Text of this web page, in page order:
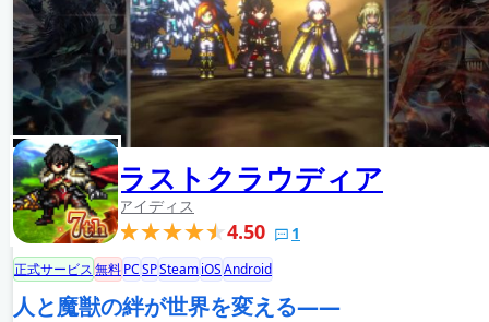
ラストクラウディア
アイディス
4.50 1
正式サービス無料PCSPSteamiOSAndroid
人と魔獣の絆が世界を変える――